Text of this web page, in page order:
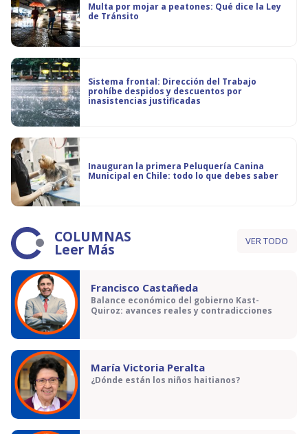
Multa por mojar a peatones: Qué dice la Ley
de Tránsito
Sistema frontal: Dirección del Trabajo
prohíbe despidos y descuentos por
inasistencias justificadas
Inauguran la primera Peluquería Canina
Municipal en Chile: todo lo que debes saber
COLUMNAS
Leer Más VER TODO
Francisco Castañeda
Balance económico del gobierno Kast-
Quiroz: avances reales y contradicciones
María Victoria Peralta
¿Dónde están los niños haitianos?